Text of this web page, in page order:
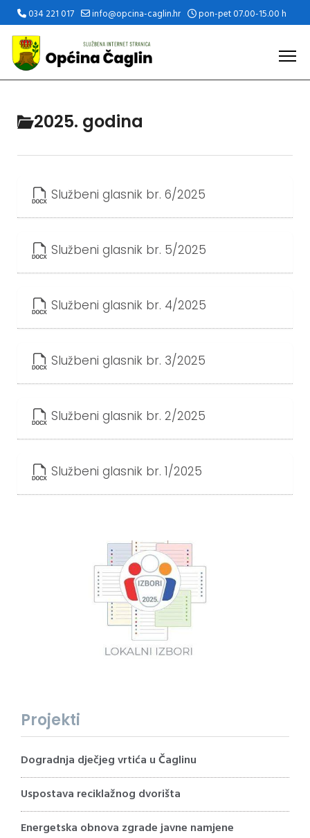
034 221 017 info@opcina-caglin.hr pon-pet 07.00-15.00 h
2025. godina
Službeni glasnik br. 6/2025
Službeni glasnik br. 5/2025
Službeni glasnik br. 4/2025
Službeni glasnik br. 3/2025
Službeni glasnik br. 2/2025
Službeni glasnik br. 1/2025
Projekti
Dogradnja dječjeg vrtića u Čaglinu
Uspostava reciklažnog dvorišta
Energetska obnova zgrade javne namjene